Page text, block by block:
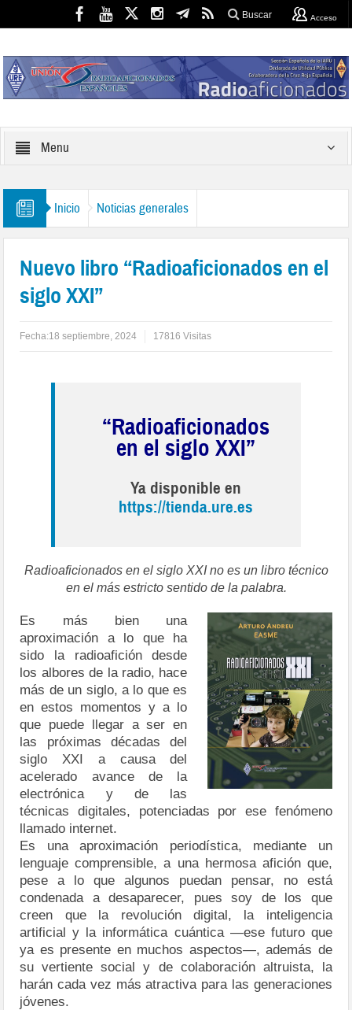
Buscar Acceso
Menu
Inicio Noticias generales
Nuevo libro “Radioaficionados en el
siglo XXI”
Fecha:18 septiembre, 2024 17816 Visitas
“Radioaficionados
en el siglo XXI”
Ya disponible en
https://tienda.ure.es
Radioaficionados en el siglo XXI no es un libro técnico
en el más estricto sentido de la palabra.
Es más bien una
aproximación a lo que ha
sido la radioafición desde
los albores de la radio, hace
más de un siglo, a lo que es
en estos momentos y a lo
que puede llegar a ser en
las próximas décadas del
siglo XXI a causa del
acelerado avance de la
electrónica y de las
técnicas digitales, potenciadas por ese fenómeno
llamado internet.
Es una aproximación periodística, mediante un
lenguaje comprensible, a una hermosa afición que,
pese a lo que algunos puedan pensar, no está
condenada a desaparecer, pues soy de los que
creen que la revolución digital, la inteligencia
artificial y la informática cuántica —ese futuro que
ya es presente en muchos aspectos—, además de
su vertiente social y de colaboración altruista, la
harán cada vez más atractiva para las generaciones
jóvenes.